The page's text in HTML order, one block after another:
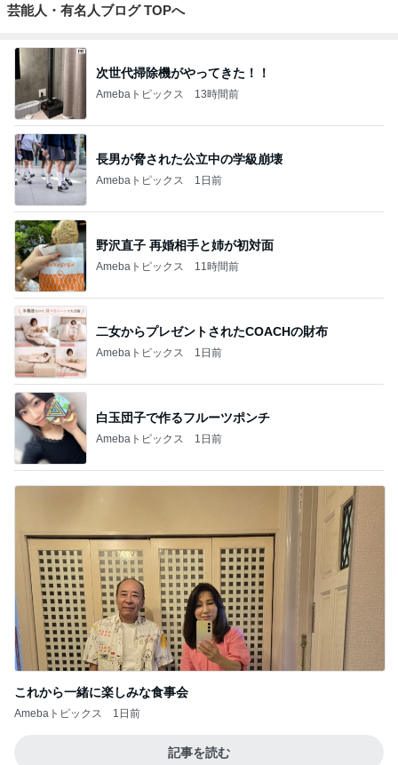
芸能人・有名人ブログ TOPへ
次世代掃除機がやってきた！！
Amebaトピックス 13時間前
長男が脅された公立中の学級崩壊
Amebaトピックス 1日前
野沢直子 再婚相手と姉が初対面
Amebaトピックス 11時間前
二女からプレゼントされたCOACHの財布
Amebaトピックス 1日前
白玉団子で作るフルーツポンチ
Amebaトピックス 1日前
これから一緒に楽しみな食事会
Amebaトピックス 1日前
記事を読む